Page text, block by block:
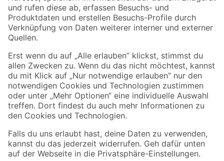
Zahlungsarten Versandarten
Sicher einkaufen
Jetzt die toom-App herunterladen
Alle Preisangaben in EUR inkl. gesetzl. MwSt.. Die dargestellten Angebote sind unter
Umständen nicht in allen Märkten verfügbar. Die angegebenen Verfügbarkeiten beziehen